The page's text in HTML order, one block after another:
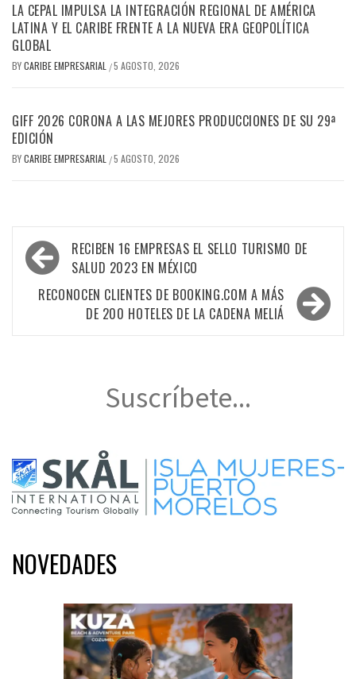
LA CEPAL IMPULSA LA INTEGRACIÓN REGIONAL DE AMÉRICA
LATINA Y EL CARIBE FRENTE A LA NUEVA ERA GEOPOLÍTICA
GLOBAL
BYCARIBE EMPRESARIAL /5 AGOSTO, 2026
GIFF 2026 CORONA A LAS MEJORES PRODUCCIONES DE SU 29ª
EDICIÓN
BYCARIBE EMPRESARIAL /5 AGOSTO, 2026
Navegación
de
entradas
RECIBEN 16 EMPRESAS EL SELLO TURISMO DE
SALUD 2023 EN MÉXICO
RECONOCEN CLIENTES DE BOOKING.COM A MÁS
DE 200 HOTELES DE LA CADENA MELIÁ
Suscríbete...
NOVEDADES